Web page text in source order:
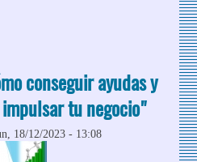
online IMAGEEN "Cómo
conseguir ayudas y
tu negocio"
18/12/2023 - 13:08